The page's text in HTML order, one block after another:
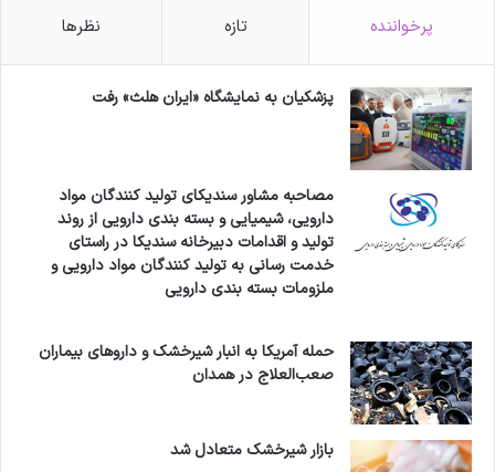
وارداتی در اختیار وزارت بهداشت قرار می‌گیرد، گفت:
در زمینه تولید واکسن نیز چهار شرکت موفق به
دریافت مجوز انجام مطالعات بالینی شده اند و دو
شرکت هم مجوز تولید مشترک را دریافت کرده اند.
وی تصریح کرد: ما از بحث واردات و تامین نیازها در
زمان‌های کوتاه غافل نبوده ایم، اما تکیه اصلی ما بر
واکسن تولید داخل است.
وی یادآور شد: در زمینه تولید داروهای مقابله با کرونا
هم توانستیم همه این داروها را در کمتر از سه ماه
در داخل کشور تولید کنیم زیرا می‌دانستیم که دنیا با
پرخواننده تازه نظرها
پزشکیان به نمایشگاه «ایران هلث» رفت
مصاحبه مشاور سندیکای تولید کنندگان مواد
دارویی، شیمیایی و بسته بندی دارویی از روند
تولید و اقدامات دبیرخانه سندیکا در راستای
خدمت رسانی به تولید کنندگان مواد دارویی و
ملزومات بسته بندی دارویی
حمله آمریکا به انبار شیرخشک و داروهای بیماران
صعب‌العلاج در همدان
بازار شیرخشک متعادل شد